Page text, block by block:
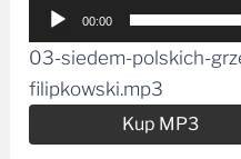
Odtwarzacz
plików
dźwiękowych
00:00
03-siedem-polskich-
filipkowski.mp3
Kup MP3